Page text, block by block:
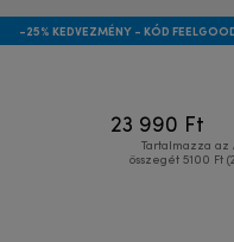
-25% KEDVEZMÉNY - KÓD
23 990 Ft
Tartalmazza az
összegét 5100 Ft